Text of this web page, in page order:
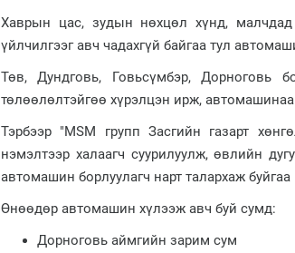
Хаврын цас, зудын нөхцөл хүнд,
үйлчилгээг авч чадахгүй байгаа тул
Төв, Дундговь, Говьсүмбэр, Дорноговь
төлөөлөлтэйгөө хүрэлцэн ирж,
Тэрбээр "MSM групп Засгийн газарт
нэмэлтээр халаагч суурилуулж, өвлийн
автомашин борлуулагч нарт талархаж
Өнөөдөр автомашин хүлээж авч буй сумд:
Дорноговь аймгийн зарим сум